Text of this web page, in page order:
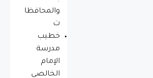
والمحافظا
ت
خطيب
مدرسة
الإمام
الخالصي